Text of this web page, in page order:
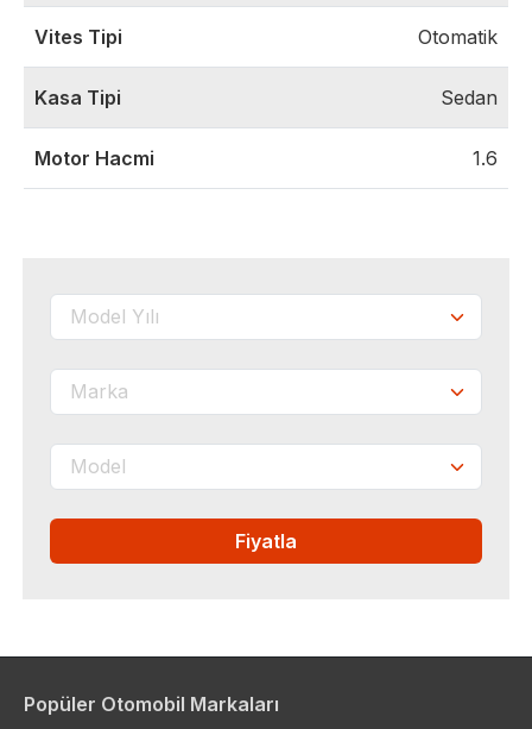
Vites Tipi Otomatik
Kasa Tipi Sedan
Motor Hacmi 1.6
Fiyatla
Popüler Otomobil Markaları